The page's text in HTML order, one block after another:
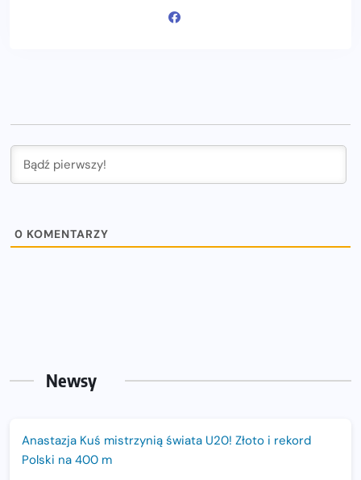
0 KOMENTARZY
Newsy
Anastazja Kuś mistrzynią świata U20! Złoto i rekord
Polski na 400 m